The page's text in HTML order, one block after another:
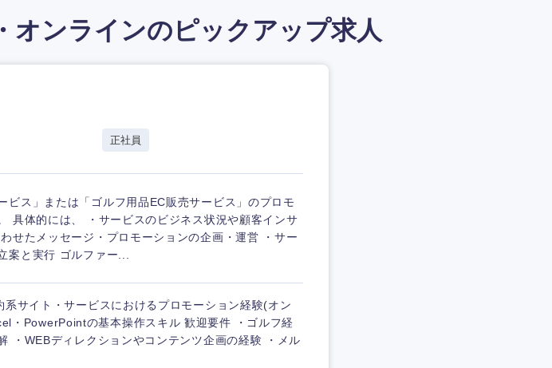
オンラインのピックアップ求人
正社員
ビス」または「ゴルフ用品EC販売サービス」のプロモ
具体的には、 ・サービスのビジネス状況や顧客インサ
せたメッセージ・プロモーションの企画・運営 ・サー
案と実行 ゴルファー...
サイト・サービスにおけるプロモーション経験(オン
・PowerPointの基本操作スキル 歓迎要件 ・ゴルフ経
・WEBディレクションやコンテンツ企画の経験 ・メル